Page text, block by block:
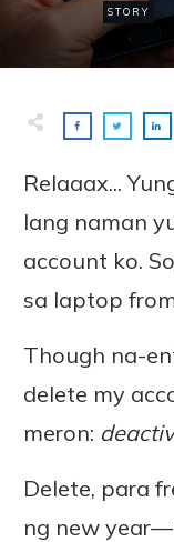
STORY
Relaaax...
lang naman
account ko.
sa laptop
Though na-
delete my
meron:
Delete, para
ng new